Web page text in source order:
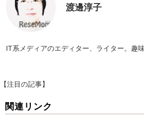
渡邊淳子
IT系メディアのエディター、ライター。趣味
【注目の記事】
関連リンク